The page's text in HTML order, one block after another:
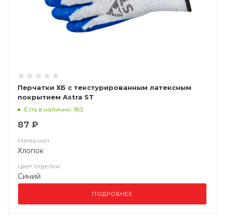
Перчатки ХБ с текстурированным латексным
покрытием Astra ST
Есть в наличии: 183
87 ₽
Материал
Хлопок
Цвет отделки
Синий
ПОДРОБНЕЕ